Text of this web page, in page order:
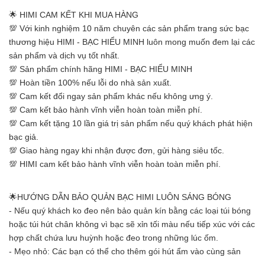
🌟 HIMI CAM KẾT KHI MUA HÀNG
💯 Với kinh nghiệm 10 năm chuyên các sản phẩm trang sức bạc
thương hiệu HIMI - BẠC HIỂU MINH luôn mong muốn đem lại các
sản phẩm và dịch vụ tốt nhất.
💯 Sản phẩm chính hãng HIMI - BẠC HIỂU MINH
💯 Hoàn tiền 100% nếu lỗi do nhà sản xuất.
💯 Cam kết đổi ngay sản phẩm khác nếu không ưng ý.
💯 Cam kết bảo hành vĩnh viễn hoàn toàn miễn phí.
💯 Cam kết tặng 10 lần giá trị sản phẩm nếu quý khách phát hiện
bạc giả.
💯 Giao hàng ngay khi nhận được đơn, gửi hàng siêu tốc.
💯 HIMI cam kết bảo hành vĩnh viễn hoàn toàn miễn phí.
🌟HƯỚNG DẪN BẢO QUẢN BẠC HIMI LUÔN SÁNG BÓNG
- Nếu quý khách ko đeo nên bảo quản kín bằng các loại túi bóng
hoặc túi hút chân không vì bạc sẽ xỉn tối màu nếu tiếp xúc với các
hợp chất chứa lưu huỳnh hoặc đeo trong những lúc ốm.
- Mẹo nhỏ: Các bạn có thể cho thêm gói hút ẩm vào cùng sản